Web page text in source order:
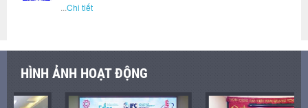
Chi tiết
HÌNH ẢNH HOẠT ĐỘNG